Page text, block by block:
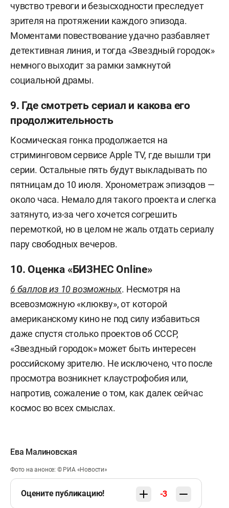
чувство тревоги и безысходности преследует
зрителя на протяжении каждого эпизода.
Моментами повествование удачно разбавляет
детективная линия, и тогда «Звездный городок»
немного выходит за рамки замкнутой
социальной драмы.
9. Где смотреть сериал и какова его
продолжительность
Космическая гонка продолжается на
стриминговом сервисе Apple TV, где вышли три
серии. Остальные пять будут выкладывать по
пятницам до 10 июля. Хронометраж эпизодов —
около часа. Немало для такого проекта и слегка
затянуто, из-за чего хочется согрешить
перемоткой, но в целом не жаль отдать сериалу
пару свободных вечеров.
10. Оценка «БИЗНЕС Online»
6 баллов из 10 возможных. Несмотря на
всевозможную «клюкву», от которой
американскому кино не под силу избавиться
даже спустя столько проектов об СССР,
«Звездный городок» может быть интересен
российскому зрителю. Не исключено, что после
просмотра возникнет клаустрофобия или,
напротив, сожаление о том, как далек сейчас
космос во всех смыслах.
Ева Малиновская
Фото на анонсе: © РИА «Новости»
Оцените публикацию! -3